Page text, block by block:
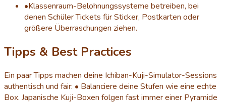
•Klassenraum-Belohnungssysteme betreiben, bei
denen Schüler Tickets für Sticker, Postkarten oder
größere Überraschungen ziehen.
Tipps & Best Practices
Ein paar Tipps machen deine Ichiban-Kuji-Simulator-Sessions
authentisch und fair: • Balanciere deine Stufen wie eine echte
Box. Japanische Kuji-Boxen folgen fast immer einer Pyramide